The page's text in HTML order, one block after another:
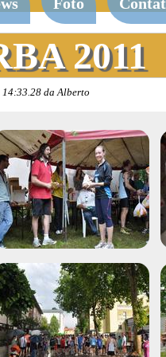
2011
da Alberto